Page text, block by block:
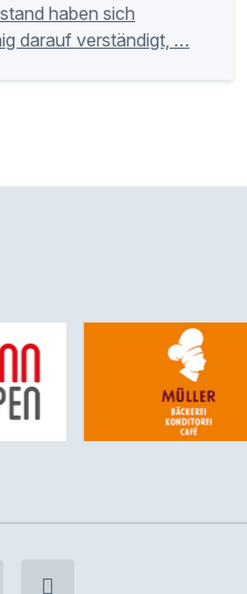
haben sich
darauf verständigt, …